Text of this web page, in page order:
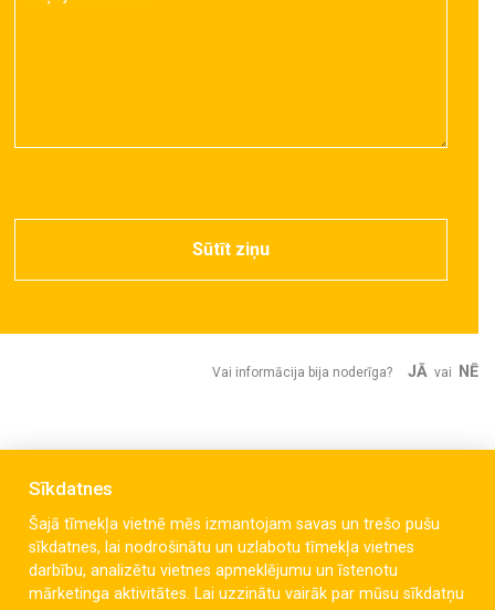
Sūtīt ziņu
Vai informācija bija noderīga? JĀ vai NĒ
Sīkdatnes
Šajā tīmekļa vietnē mēs izmantojam savas un trešo pušu
sīkdatnes, lai nodrošinātu un uzlabotu tīmekļa vietnes
darbību, analizētu vietnes apmeklējumu un īstenotu
mārketinga aktivitātes. Lai uzzinātu vairāk par mūsu sīkdatņu